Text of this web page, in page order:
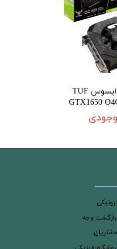
کارت گرافیک ایسوس TUF
GTX1650
وجه